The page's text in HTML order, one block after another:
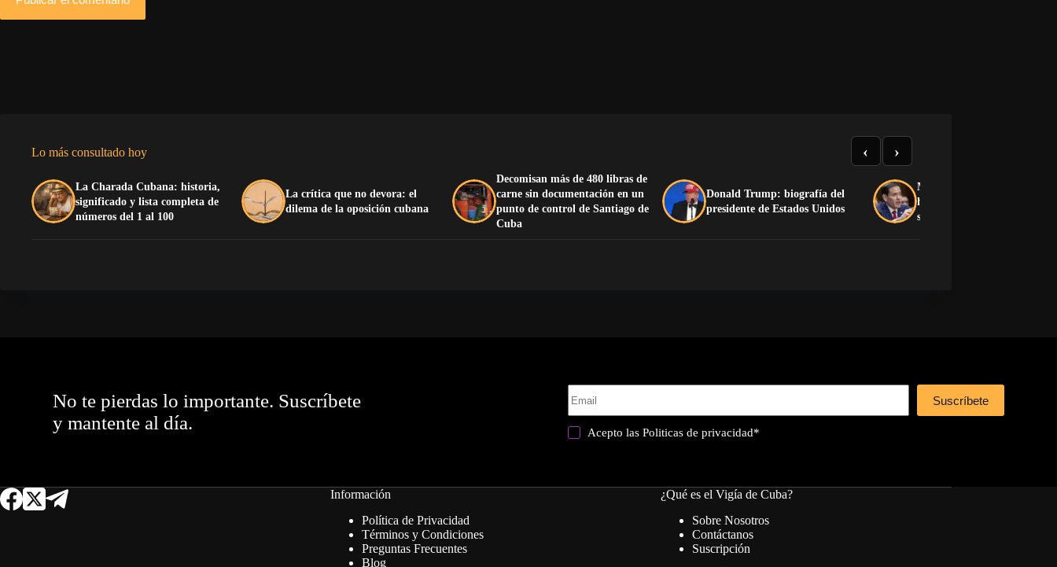
Lo más consultado hoy
La Charada Cubana: historia,
significado y lista completa de
números del 1 al 100
La crítica que no devora: el
dilema de la oposición cubana
Decomisan más de 480 libras de
carne sin documentación en un
punto de control de Santiago de
Cuba
Donald Trump: biografía del
presidente de Estados Unidos
Marco Rubio y Cuba:
hacia la democracia o más
sufrimiento para la
‹ ›
No te pierdas lo importante. Suscríbete
y mantente al día.
Suscríbete
Acepto lasPoliticas de privacidad*
Información
Política de Privacidad
Términos y Condiciones
Preguntas Frecuentes
Blog
¿Qué es el Vigía de Cuba?
Sobre Nosotros
Contáctanos
Suscripción